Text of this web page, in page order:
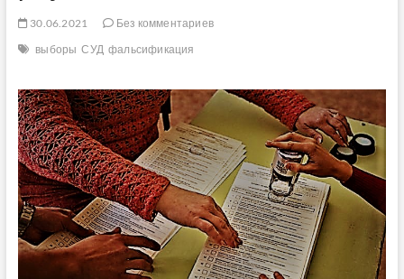
30.06.2021
Без комментариев
выборы СУД фальсификация